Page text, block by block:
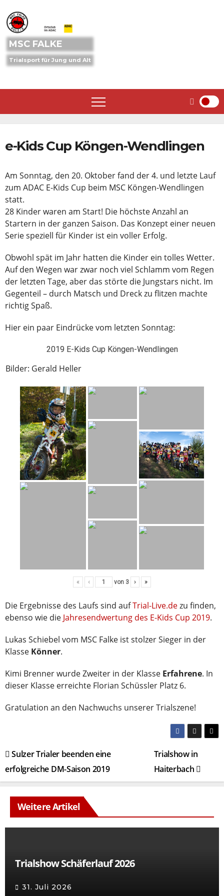
to
content
MSC FALKE
Trialsport für Jung und Alt
e-Kids Cup Köngen-Wendlingen
Am Sonntag, den 20. Oktober fand der 4. und letzte Lauf
zum ADAC E-Kids Cup beim MSC Köngen-Wendlingen
statt.
28 Kinder waren am Start! Die höchste Anzahl an
Startern in der ganzen Saison. Das Konzept einer neuen
Serie speziell für Kinder ist ein voller Erfolg.
Obwohl spät im Jahr hatten die Kinder ein tolles Wetter.
Auf den Wegen war zwar noch viel Schlamm vom Regen
der letzten Tage, aber das störte die Jungstars nicht. Im
Gegenteil – durch Matsch und Dreck zu flitzen machte
richtig Spaß.
Hier ein paar Eindrücke vom letzten Sonntag:
2019 E-Kids Cup Köngen-Wendlingen
Bilder: Gerald Heller
« ‹ von 3 › »
Die Ergebnisse des Laufs sind aufTrial-Live.dezu finden,
ebenso wie die Jahresendwertung des E-Kids Cup 2019.
Lukas Schiebel vom MSC Falke ist stolzer Sieger in der
Klasse Könner.
Kimi Brenner wurde Zweiter in der Klasse Erfahrene. In
dieser Klasse erreichte Florian Schüssler Platz 6.
Gratulation an den Nachwuchs unserer Trialszene!
Beitragsnavigation
Trialshow in
Haiterbach
Sulzer Trialer beenden eine
erfolgreiche DM-Saison 2019
Weitere Artikel
Trialshow Schäferlauf 2026
31. Juli 2026